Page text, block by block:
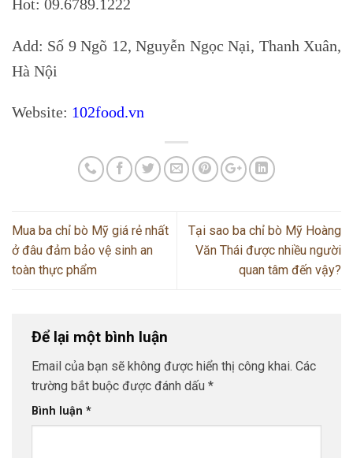
Hot: 09.6789.1222
Add: Số 9 Ngõ 12, Nguyễn Ngọc Nại, Thanh Xuân,
Hà Nội
Website: 102food.vn
Mua ba chỉ bò Mỹ giá rẻ nhất
ở đâu đảm bảo vệ sinh an
toàn thực phẩm
Tại sao ba chỉ bò Mỹ Hoàng
Văn Thái được nhiều người
quan tâm đến vậy?
Để lại một bình luận
Email của bạn sẽ không được hiển thị công khai. Các
trường bắt buộc được đánh dấu *
Bình luận *